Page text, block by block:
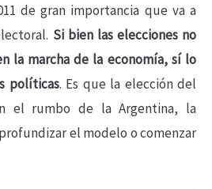
de gran importancia que va a
Si bien las elecciones no
la marcha de la economía, sí lo
políticas. Es que la elección del
el rumbo de la Argentina, la
el modelo o comenzar